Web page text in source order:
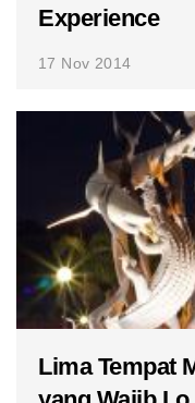
Experience
17 Nov 2014
Lima Tempat